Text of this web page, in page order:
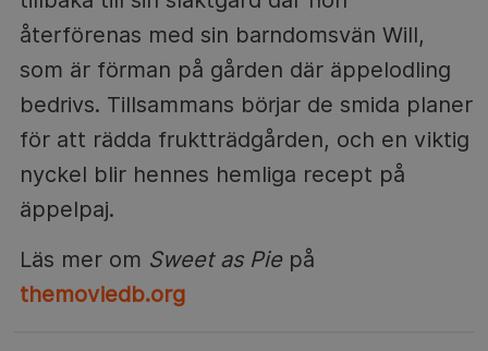
återförenas med sin barndomsvän Will,
som är förman på gården där äppelodling
bedrivs. Tillsammans börjar de smida planer
för att rädda fruktträdgården, och en viktig
nyckel blir hennes hemliga recept på
äppelpaj.
Läs mer om Sweet as Piepå
themoviedb.org